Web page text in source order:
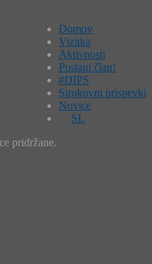
Domov
Vizitka
Aktivnosti
Postani član!
#DIPS
Strokovni prispevki
Novice
SL
pridržane.